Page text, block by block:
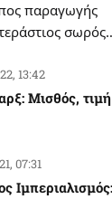
παραγωγής
13:42
Μισθός, τιμή
07:31